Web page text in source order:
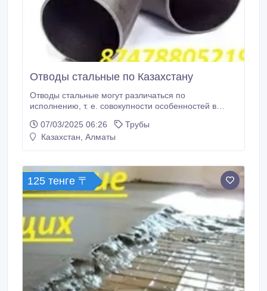
Отводы стальные по Казахстану
Отводы стальные могут различаться по
исполнению, т. е. совокупности особенностей в
др., определяющих их технические характеристики
и применяемость. Исполнение 1 — отводы
стальные, соответствующие ГОСТ 17380-2001.
07/03/2025 06:26
Трубы
Казахстан, Алматы
125 тенге 〒